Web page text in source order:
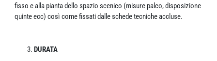
fisso e alla pianta dello spazio scenico (misure palco, disposizione
quinte ecc) così come fissati dalle schede tecniche accluse.
DURATA